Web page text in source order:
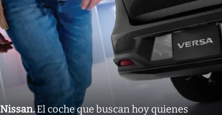
Nissan.El coche que buscan hoy quienes